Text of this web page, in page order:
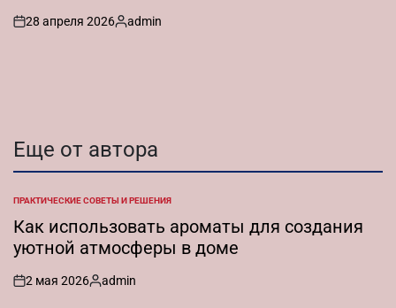
on
28 апреля 2026
Запись
admin
Еще от автора
ОПУБЛИКОВАНО
В
ПРАКТИЧЕСКИЕ СОВЕТЫ И РЕШЕНИЯ
Как использовать ароматы для создания
уютной атмосферы в доме
on
2 мая 2026
Запись
admin